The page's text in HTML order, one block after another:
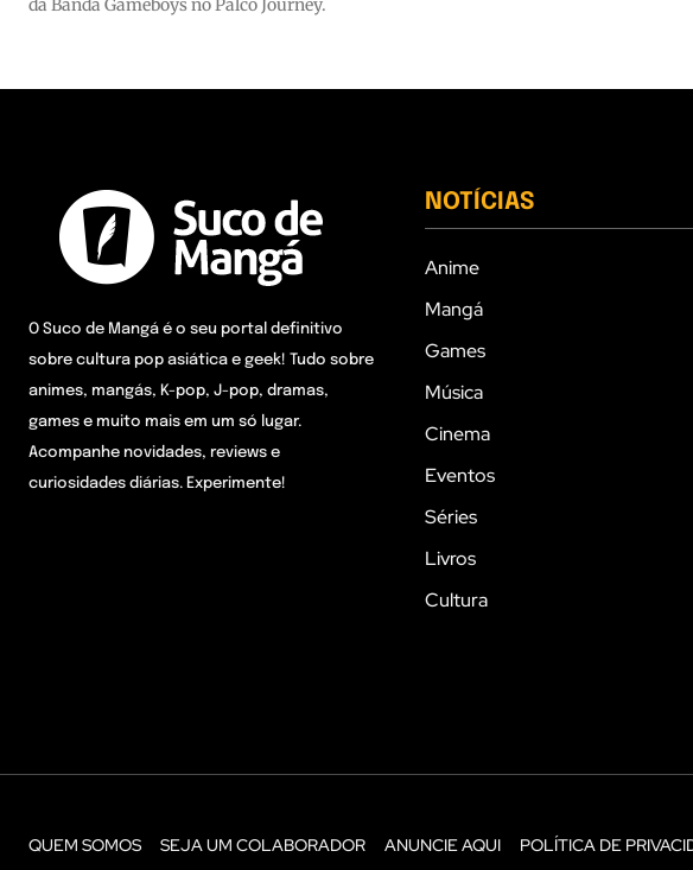
da Banda Gameboys no Palco Journey.
O Suco de Mangá é o seu portal definitivo
sobre cultura pop asiática e geek! Tudo sobre
animes, mangás, K-pop, J-pop, dramas,
games e muito mais em um só lugar.
Acompanhe novidades, reviews e
curiosidades diárias. Experimente!
NOTÍCIAS
Anime
Mangá
Games
Música
Cinema
Eventos
Séries
Livros
Cultura
QUEM SOMOS SEJA UM COLABORADOR ANUNCIE AQUI POLÍTICA DE